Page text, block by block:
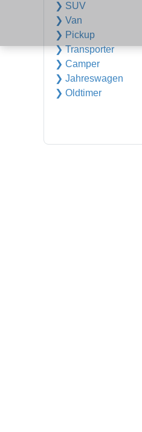
❯ SUV
❯ Van
❯ Pickup
❯ Transporter
❯ Camper
❯ Jahreswagen
❯ Oldtimer